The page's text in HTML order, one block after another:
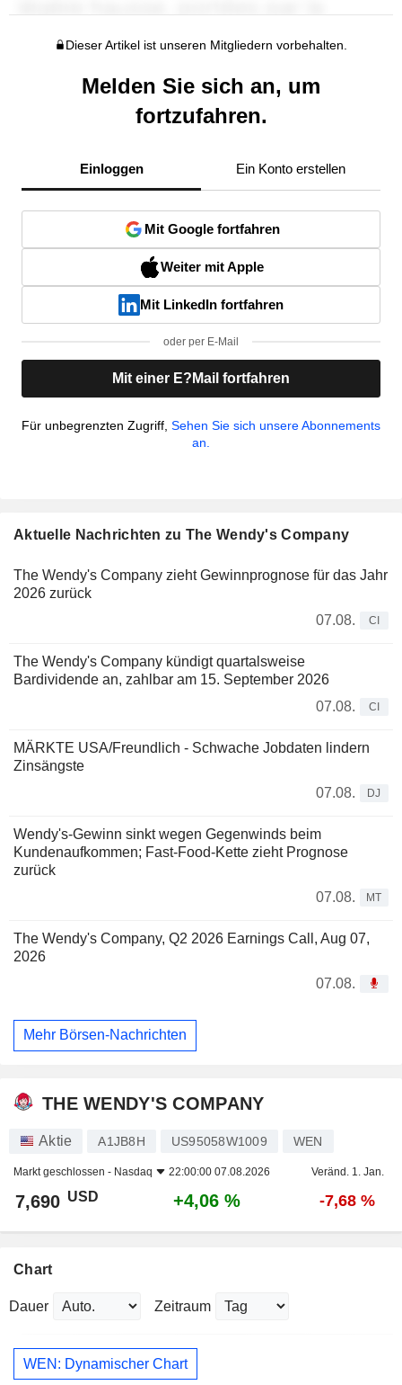
Dieser Artikel ist unseren Mitgliedern vorbehalten.
Melden Sie sich an, um
fortzufahren.
Einloggen Ein Konto erstellen
Mit Google fortfahren
Weiter mit Apple
Mit LinkedIn fortfahren
oder per E-Mail
Mit einer E?Mail fortfahren
Für unbegrenzten Zugriff, Sehen Sie sich unsere Abonnements
an.
Aktuelle Nachrichten zu The Wendy's Company
The Wendy's Company zieht Gewinnprognose für das Jahr
2026 zurück
07.08.
CI
The Wendy's Company kündigt quartalsweise
Bardividende an, zahlbar am 15. September 2026
07.08.
CI
MÄRKTE USA/Freundlich - Schwache Jobdaten lindern
Zinsängste
07.08.
DJ
Wendy's-Gewinn sinkt wegen Gegenwinds beim
Kundenaufkommen; Fast-Food-Kette zieht Prognose
zurück
07.08.
MT
The Wendy's Company, Q2 2026 Earnings Call, Aug 07,
2026
07.08.
Mehr Börsen-Nachrichten
THE WENDY'S COMPANY
Aktie A1JB8H US95058W1009 WEN
Markt geschlossen - Nasdaq 22:00:00 07.08.2026 Veränd. 1. Jan.
7,690 USD +4,06 % -7,68 %
Chart
Dauer Zeitraum
WEN: Dynamischer Chart